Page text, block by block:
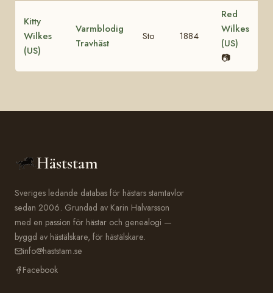
Kitty
Wilkes
(US)
Varmblodig
Travhäst
Sto 1884
Red
Wilkes
(US)
📷
Häststam
Sveriges ledande databas för hästars stamtavlor
sedan 2006. Grundad av Karin Halvarsson
med en passion för hästar och genealogi —
byggd av hästälskare, för hästälskare.
info@haststam.se
Facebook